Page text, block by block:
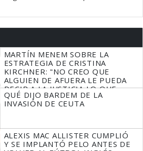
MARTÍN MENEM SOBRE LA
ESTRATEGIA DE CRISTINA
KIRCHNER: "NO CREO QUE
ALGUIEN DE AFUERA LE PUEDA
DECIR A LA JUSTICIA LO QUE
TIENE QUE HACER"
QUÉ DIJO BARDEM DE LA
INVASIÓN DE CEUTA
ALEXIS MAC ALLISTER CUMPLIÓ
Y SE IMPLANTÓ PELO ANTES DE